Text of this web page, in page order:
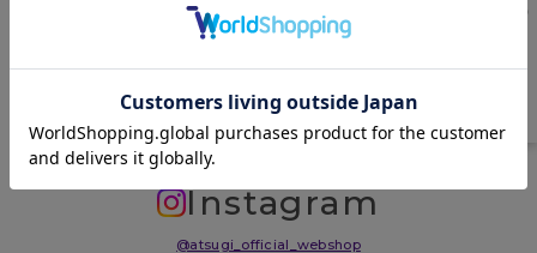
洗濯表示について よくある質問(FAQ)
Instagram
@atsugi_official_webshop